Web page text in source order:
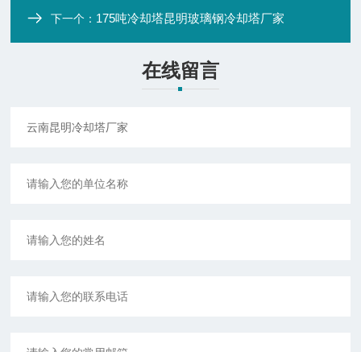
下一个： 175吨冷却塔昆明玻璃钢冷却塔厂家
在线留言